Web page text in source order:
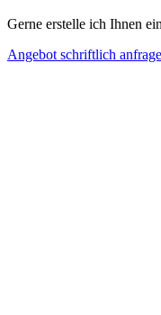
Gerne erstelle ich Ihnen
Angebot schriftlich